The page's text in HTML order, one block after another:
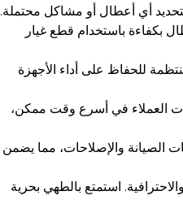
أي أعطال أو مشاكل محتملة.